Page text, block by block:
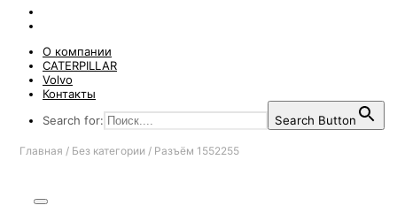
О компании
CATERPILLAR
Volvo
Контакты
Search for:
Search Button
Главная / Без категории / Разъём 1552255